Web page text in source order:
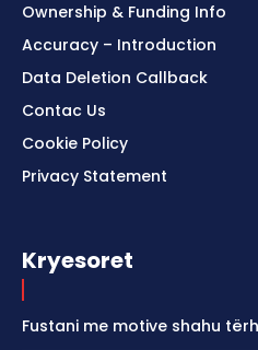
Ownership & Funding Info
Accuracy – Introduction
Data Deletion Callback
Contac Us
Cookie Policy
Privacy Statement
Kryesoret
Fustani me motive shahu